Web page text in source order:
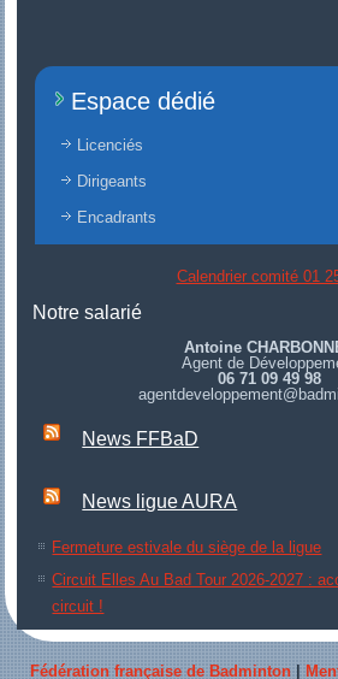
Espace dédié
Licenciés
Dirigeants
Encadrants
Calendrier comité 01
Notre salarié
Antoine
Agent de
06 71 09 49 98
News FFBaD
News ligue AURA
Fermeture estivale du siège de la ligue
Circuit Elles Au Bad Tour 2026-2027 :
circuit !
Fédération française de Badminton